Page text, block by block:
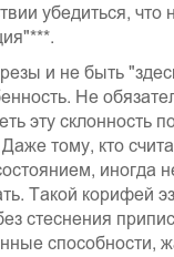
убедиться, что
и не быть
Не
эту склонность
тому, кто
иногда
Такой корифей
стеснения
способности,